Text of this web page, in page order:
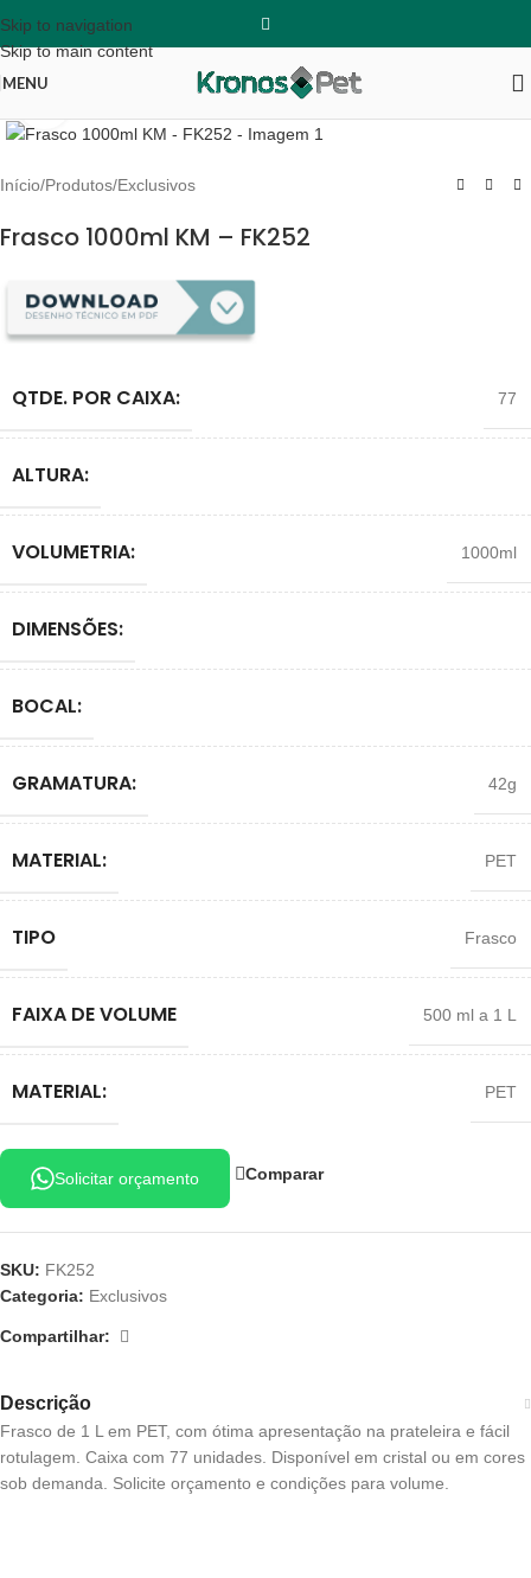
Skip to navigation
Skip to main content
MENU
Início/Produtos/Exclusivos
Frasco 1000ml KM – FK252
QTDE. POR CAIXA: 77
ALTURA:
VOLUMETRIA: 1000ml
DIMENSÕES:
BOCAL:
GRAMATURA: 42g
MATERIAL: PET
TIPO Frasco
FAIXA DE VOLUME 500 ml a 1 L
MATERIAL: PET
Solicitar orçamento Comparar
SKU: FK252
Categoria: Exclusivos
Compartilhar:
Descrição
Frasco de 1 L em PET, com ótima apresentação na prateleira e fácil
rotulagem. Caixa com 77 unidades. Disponível em cristal ou em cores
sob demanda. Solicite orçamento e condições para volume.